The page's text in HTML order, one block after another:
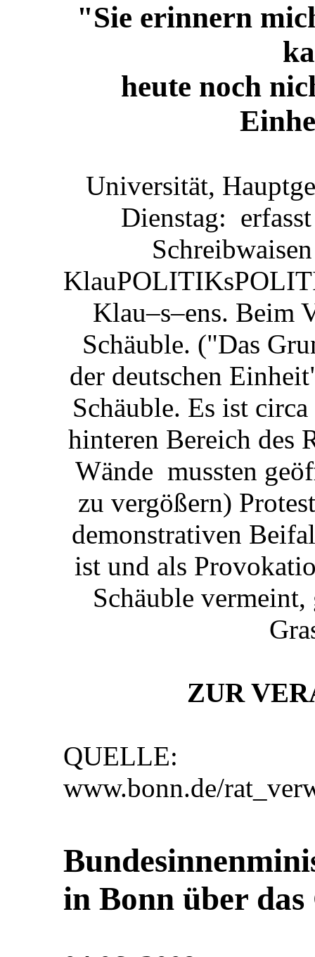
"Sie erinnern
heute noch
Universität,
Dienstag:
Klau–s–ens. Beim
Schäuble. ("Das
der deutschen
Schäuble. Es ist
hinteren Bereich des
Wände mussten
zu vergößern)
demonstrativen
ist und als
Schäuble
ZUR
QUELLE:
www.bonn.de/
in Bonn über das